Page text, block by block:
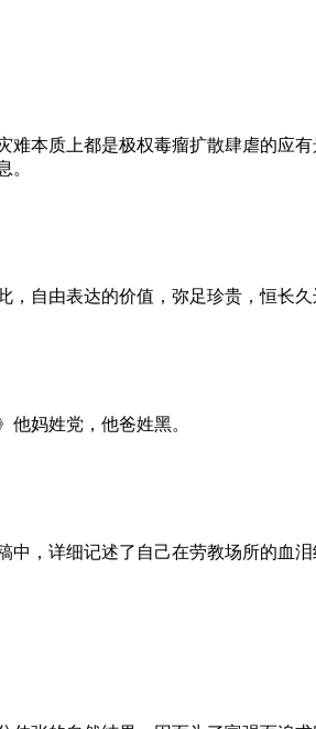
本质上都是极权毒瘤扩散肆虐的应
。
自由表达的价值，弥足珍贵，恒长
他妈姓党，他爸姓黑。
，详细记述了自己在劳教场所的血